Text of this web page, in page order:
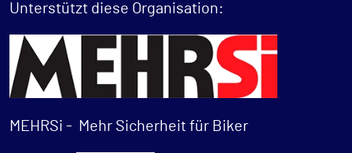
Unterstützt diese Organisation:
MEHRSi - Mehr Sicherheit für Biker